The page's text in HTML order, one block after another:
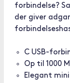
forbindelse?
der giver
C USB-
Op til 1000
Elegant